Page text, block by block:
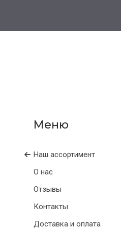
Наш ассортимент
О нас
Отзывы
Контакты
Доставка и оплата